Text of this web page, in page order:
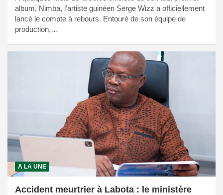
album, Nimba, l’artiste guinéen Serge Wizz a officiellement
lancé le compte à rebours. Entouré de son équipe de
production,…
A LA UNE
Accident meurtrier à Labota : le ministère